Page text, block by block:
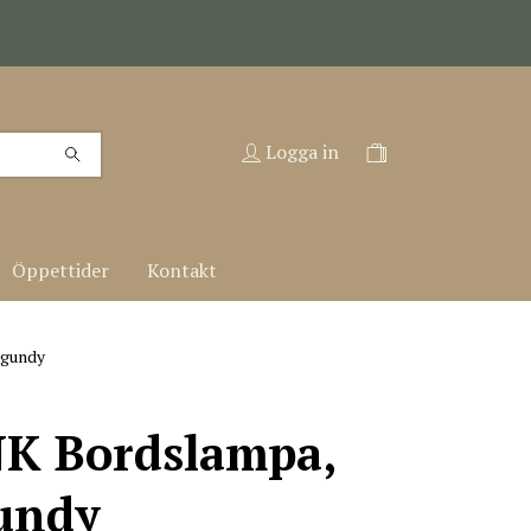
Logga in
Öppettider Kontakt
Bordslampa,